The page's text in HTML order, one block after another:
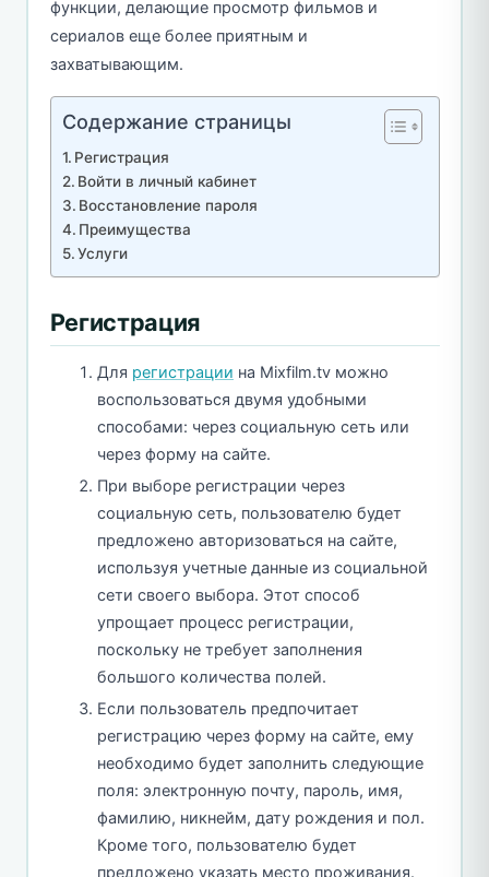
функции, делающие просмотр фильмов и
сериалов еще более приятным и
захватывающим.
Содержание страницы
Регистрация
Войти в личный кабинет
Восстановление пароля
Преимущества
Услуги
Регистрация
Для регистрации на Mixfilm.tv можно
воспользоваться двумя удобными
способами: через социальную сеть или
через форму на сайте.
При выборе регистрации через
социальную сеть, пользователю будет
предложено авторизоваться на сайте,
используя учетные данные из социальной
сети своего выбора. Этот способ
упрощает процесс регистрации,
поскольку не требует заполнения
большого количества полей.
Если пользователь предпочитает
регистрацию через форму на сайте, ему
необходимо будет заполнить следующие
поля: электронную почту, пароль, имя,
фамилию, никнейм, дату рождения и пол.
Кроме того, пользователю будет
предложено указать место проживания.